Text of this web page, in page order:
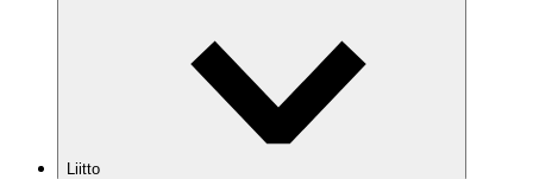
Liitto